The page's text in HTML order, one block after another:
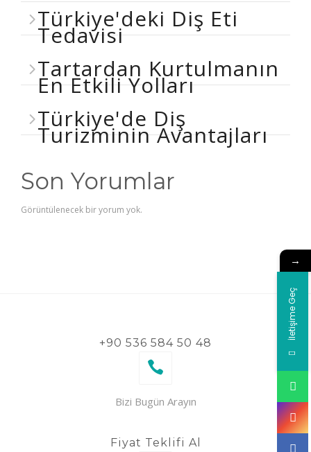
Türkiye'deki Diş Eti
Tedavisi
Tartardan Kurtulmanın
En Etkili Yolları
Türkiye'de Diş
Turizminin Avantajları
Son Yorumlar
Görüntülenecek bir yorum yok.
+90 536 584 50 48
Bizi Bugün Arayın
Fiyat Teklifi Al
→
İletişime Geç